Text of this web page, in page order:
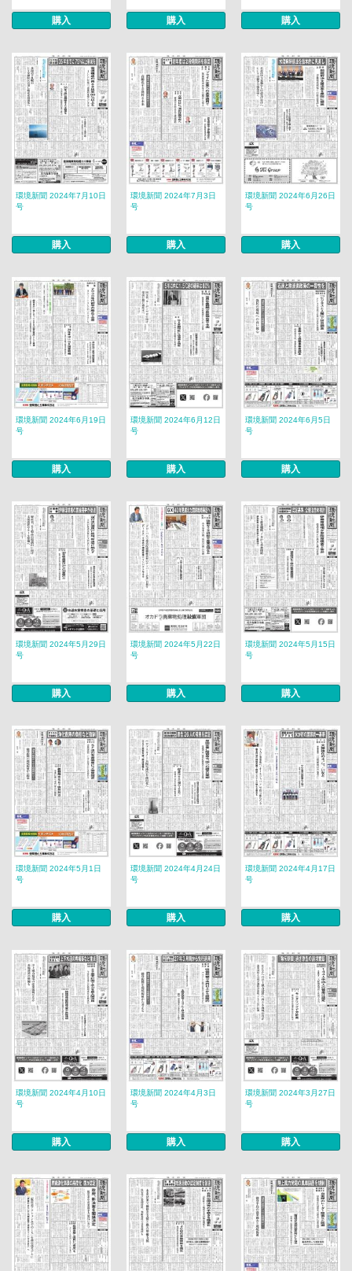
購入 購入 購入
環境新聞 2024年7月10日
号
購入
環境新聞 2024年7月3日
号
購入
環境新聞 2024年6月26日
号
購入
環境新聞 2024年6月19日
号
購入
環境新聞 2024年6月12日
号
購入
環境新聞 2024年6月5日
号
購入
環境新聞 2024年5月29日
号
購入
環境新聞 2024年5月22日
号
購入
環境新聞 2024年5月15日
号
購入
環境新聞 2024年5月1日
号
購入
環境新聞 2024年4月24日
号
購入
環境新聞 2024年4月17日
号
購入
環境新聞 2024年4月10日
号
購入
環境新聞 2024年4月3日
号
購入
環境新聞 2024年3月27日
号
購入